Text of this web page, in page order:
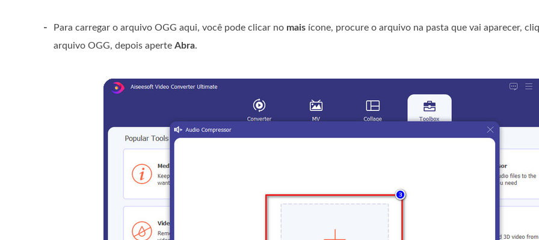
- Para carregar o arquivo OGG aqui, você pode clicar no mais ícone, procure o arquivo na pasta que vai aparecer,
arquivo OGG, depois aperte Abra.